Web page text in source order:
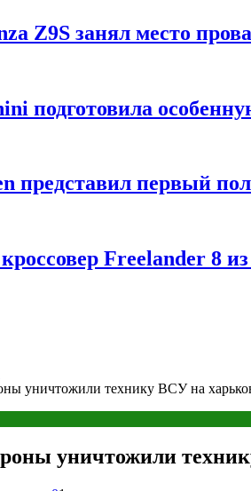
Z9S занял место
подготовила
представил первый
Freelander 8
уничтожили технику ВСУ на
уничтожили